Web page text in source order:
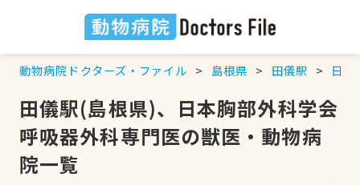
動物病院ドクターズ・ファイル 島根県 田儀駅 日本
田儀駅(島根県)、日本胸部外科学会
呼吸器外科専門医の獣医・動物病
院一覧